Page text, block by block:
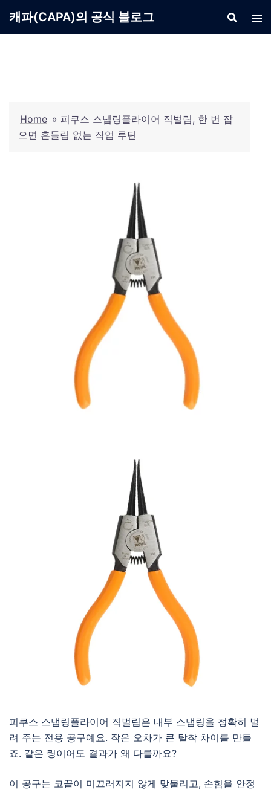
캐파(CAPA)의 공식 블로그
Home » 피쿠스 스냅링플라이어 직벌림, 한 번 잡
으면 흔들림 없는 작업 루틴
피쿠스 스냅링플라이어 직벌림은 내부 스냅링을 정확히 벌
려 주는 전용 공구예요. 작은 오차가 큰 탈착 차이를 만들
죠. 같은 링이어도 결과가 왜 다를까요?
이 공구는 코끝이 미끄러지지 않게 맞물리고, 손힘을 안정